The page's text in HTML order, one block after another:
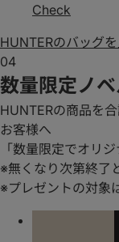
Check
HUNTERのバッグ
04
数量限定ノ
HUNTERの商品を
お客様へ
「数量限定でオリ
※無くなり次第終了
※プレゼントの対象